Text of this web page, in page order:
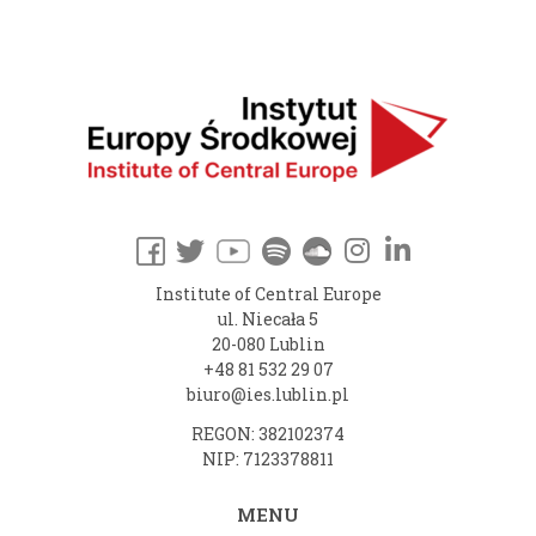
Institute of Central Europe
ul. Niecała 5
20-080 Lublin
+48 81 532 29 07
biuro@ies.lublin.pl
REGON: 382102374
NIP: 7123378811
MENU